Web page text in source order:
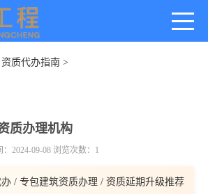
资质代办指南 >
质办理机构
2024-09-08 浏览次数：1
/ 专包建筑资质办理 / 资质延期升级推荐